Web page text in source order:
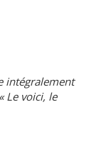
intégralement
Le voici, le